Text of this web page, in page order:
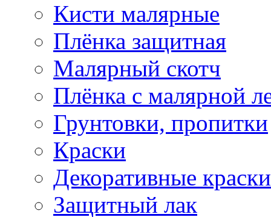
Кисти малярные
Плёнка защитная
Малярный скотч
Плёнка с малярной
Грунтовки, пропитки
Краски
Декоративные краски
Защитный лак